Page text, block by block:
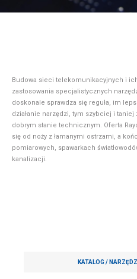
Budowa sieci telekomunikacyjnych i
zastosowania specjalistycznych
doskonale sprawdza się reguła, im
działanie narzędzi, tym szybciej i
dobrym stanie technicznym. Oferta
się od noży z łamanymi ostrzami, a
pomiarowych, spawarkach
kanalizacji.
KATALOG /